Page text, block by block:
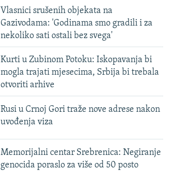
Vlasnici srušenih objekata na
Gazivodama: 'Godinama smo gradili i za
nekoliko sati ostali bez svega'
Kurti u Zubinom Potoku: Iskopavanja bi
mogla trajati mjesecima, Srbija bi trebala
otvoriti arhive
Rusi u Crnoj Gori traže nove adrese nakon
uvođenja viza
Memorijalni centar Srebrenica: Negiranje
genocida poraslo za više od 50 posto